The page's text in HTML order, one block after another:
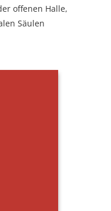
offenen Halle,
Säulen